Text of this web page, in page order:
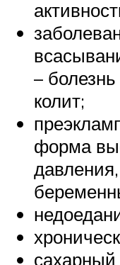
–
колит;
форма
сахарный